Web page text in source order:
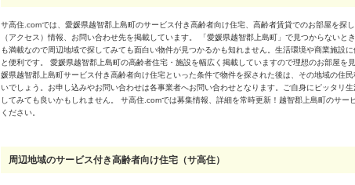
サ高住.comでは、愛媛県越智郡上島町のサービス付き高齢者向け住宅、高齢者賃貸でのお部屋を探
（アクセス）情報、お問い合わせ先を掲載しています。 「愛媛県越智郡上島町」で見つからないと
も満載なので周辺地域で探してみても面白い物件が見つかるかも知れません。生活環境や商業施設
と便利です。 愛媛県越智郡上島町の高齢者住宅・施設を幅広く掲載していますので理想のお部屋を
媛県越智郡上島町サービス付き高齢者向け住宅といった条件で物件を探された後は、その地域の住
いでしょう。お申し込みやお問い合わせは各事業者へお問い合わせとなります。ご自身にピッタリ
してみても良いかもしれません。 サ高住.comでは募集情報、詳細を常時更新！越智郡上島町のサー
ください。
周辺地域のサービス付き高齢者向け住宅（サ高住）